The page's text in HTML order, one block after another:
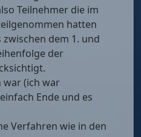
Teilnehmer die im
hatten
dem 1. und
der
war (ich war
Ende und es
Verfahren wie in den